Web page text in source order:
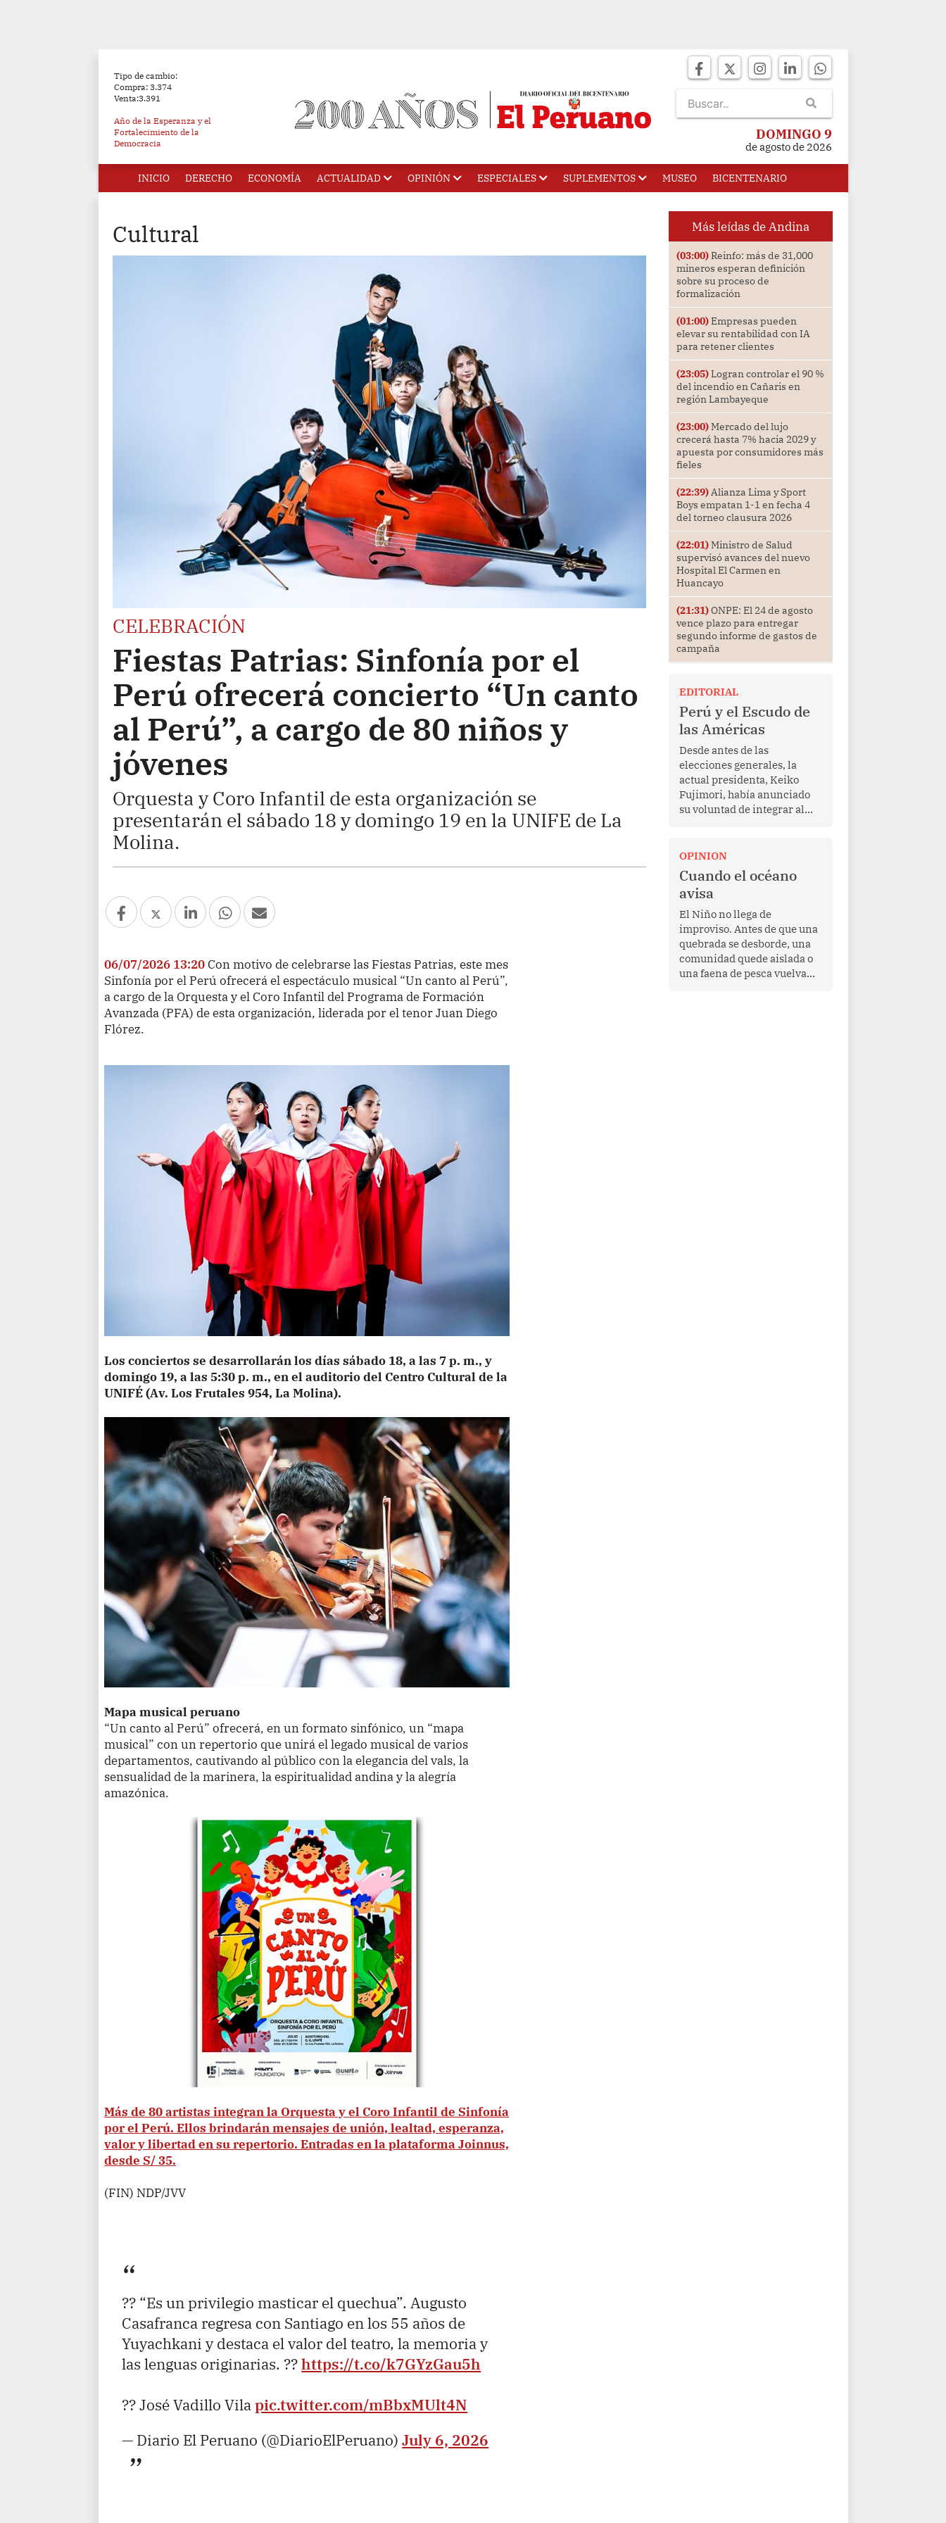
Tipo de cambio:
Compra: 3.374
Venta:3.391
Año de la Esperanza y el
Fortalecimiento de la
Democracia
DOMINGO 9
de agosto de 2026
INICIO DERECHO ECONOMÍA ACTUALIDAD OPINIÓN ESPECIALES SUPLEMENTOS MUSEO BICENTENARIO
Cultural
CELEBRACIÓN
Fiestas Patrias: Sinfonía por el
Perú ofrecerá concierto “Un canto
al Perú”, a cargo de 80 niños y
jóvenes
Orquesta y Coro Infantil de esta organización se
presentarán el sábado 18 y domingo 19 en la UNIFE de La
Molina.
06/07/2026 13:20Con motivo de celebrarse las Fiestas Patrias, este mes
Sinfonía por el Perú ofrecerá el espectáculo musical “Un canto al Perú”,
a cargo de la Orquesta y el Coro Infantil del Programa de Formación
Avanzada (PFA) de esta organización, liderada por el tenor Juan Diego
Flórez.
Los conciertos se desarrollarán los días sábado 18, a las 7 p. m., y
domingo 19, a las 5:30 p. m., en el auditorio del Centro Cultural de la
UNIFÉ (Av. Los Frutales 954, La Molina).
Mapa musical peruano
“Un canto al Perú” ofrecerá, en un formato sinfónico, un “mapa
musical” con un repertorio que unirá el legado musical de varios
departamentos, cautivando al público con la elegancia del vals, la
sensualidad de la marinera, la espiritualidad andina y la alegría
amazónica.
Más de 80 artistas integran la Orquesta y el Coro Infantil de Sinfonía
por el Perú. Ellos brindarán mensajes de unión, lealtad, esperanza,
valor y libertad en su repertorio. Entradas en la plataforma Joinnus,
desde S/ 35.
(FIN) NDP/JVV
?? “Es un privilegio masticar el quechua”. Augusto
Casafranca regresa con Santiago en los 55 años de
Yuyachkani y destaca el valor del teatro, la memoria y
las lenguas originarias. ??https://t.co/k7GYzGau5h
?? José Vadillo Vilapic.twitter.com/mBbxMUlt4N
— Diario El Peruano (@DiarioElPeruano)July 6, 2026
Más leídas de Andina
(03:00)Reinfo: más de 31,000
mineros esperan definición
sobre su proceso de
formalización
(01:00)Empresas pueden
elevar su rentabilidad con IA
para retener clientes
(23:05)Logran controlar el 90 %
del incendio en Cañaris en
región Lambayeque
(23:00)Mercado del lujo
crecerá hasta 7% hacia 2029 y
apuesta por consumidores más
fieles
(22:39)Alianza Lima y Sport
Boys empatan 1-1 en fecha 4
del torneo clausura 2026
(22:01)Ministro de Salud
supervisó avances del nuevo
Hospital El Carmen en
Huancayo
(21:31)ONPE: El 24 de agosto
vence plazo para entregar
segundo informe de gastos de
campaña
EDITORIAL
Perú y el Escudo de
las Américas
Desde antes de las
elecciones generales, la
actual presidenta, Keiko
Fujimori, había anunciado
su voluntad de integrar al
en marzo de este año por el
mandatario estadounidense
Donald Trump, con el fin de
enfrentar al crimen
transnacional organizado y
al tráfico de drogas.
OPINION
Cuando el océano
avisa
El Niño no llega de
improviso. Antes de que una
quebrada se desborde, una
comunidad quede aislada o
una faena de pesca vuelva